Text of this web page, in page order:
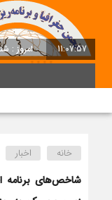
11:07:57 امروز : شنبه, ۱۷
خانه اخبار